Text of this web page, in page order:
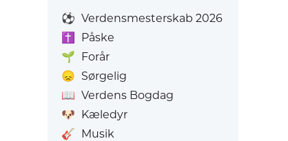
⚽ Verdensmesterskab 2026
✝️
Påske
🌱 Forår
😞 Sørgelig
📖 Verdens Bogdag
🐶 Kæledyr
🎸 Musik